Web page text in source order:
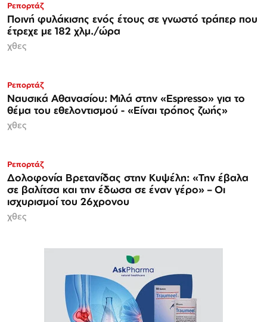
Ρεπορτάζ
Ποινή φυλάκισης ενός έτους σε γνωστό τράπερ που
έτρεχε με 182 χλμ./ώρα
χθες
Ρεπορτάζ
Ναυσικά Αθανασίου: Μιλά στην «Espresso» για το
θέμα του εθελοντισμού - «Είναι τρόπος ζωής»
χθες
Ρεπορτάζ
Δολοφονία Βρετανίδας στην Κυψέλη: «Την έβαλα
σε βαλίτσα και την έδωσα σε έναν γέρο» – Οι
ισχυρισμοί του 26χρονου
χθες